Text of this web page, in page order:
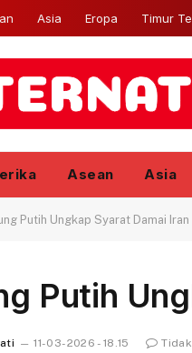
Asia Eropa Timur
Asean Asia
Putih Ungkap Syarat Damai Iran
Putih
11-03-2026 - 18.15